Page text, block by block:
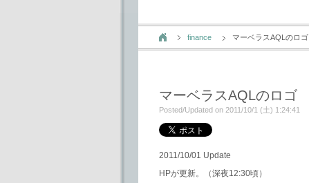
finance マーベラスAQLのロゴ
マーベラスAQLのロゴ
Posted/Updated on 2011/10/1 (土) 1:24:41
2011/10/01 Update
HPが更新。（深夜12:30頃）